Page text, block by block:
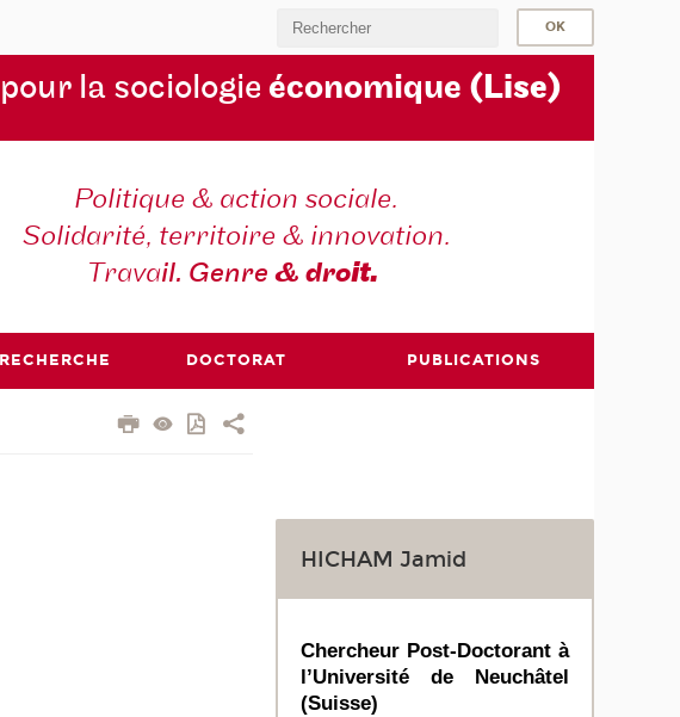
pour la sociologie économique (Lise)
Politique & action sociale.
Solidarité, territoire & innovation.
Travail. Genre & droit.
DOCTORAT PUBLICATIONS
HICHAM Jamid
Chercheur Post-Doctorant à
l’Université de Neuchâtel
(Suisse)